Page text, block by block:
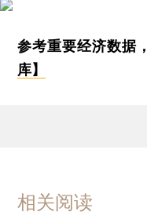
参考重要经济数据
库】
相关阅读